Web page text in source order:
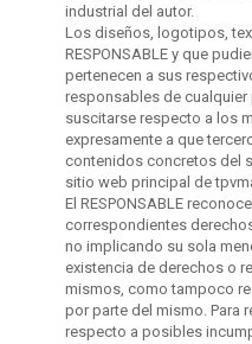
industrial del autor.
Los diseños, logotipos,
RESPONSABLE y que
pertenecen a sus
responsables de
suscitarse respecto a los
expresamente a que
contenidos concretos del
sitio web principal de
El RESPONSABLE
correspondientes
no implicando su sola
existencia de derechos o
mismos, como tampoco
por parte del mismo. Para
respecto a posibles